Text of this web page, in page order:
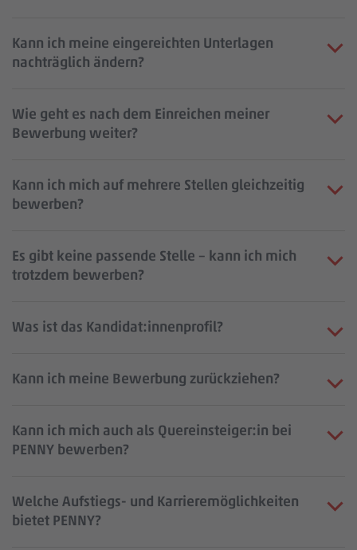
Kann ich meine eingereichten Unterlagen
nachträglich ändern?
Wie geht es nach dem Einreichen meiner
Bewerbung weiter?
Kann ich mich auf mehrere Stellen gleichzeitig
bewerben?
Es gibt keine passende Stelle – kann ich mich
trotzdem bewerben?
Was ist das Kandidat:innenprofil?
Kann ich meine Bewerbung zurückziehen?
Kann ich mich auch als Quereinsteiger:in bei
PENNY bewerben?
Welche Aufstiegs- und Karrieremöglichkeiten
bietet PENNY?